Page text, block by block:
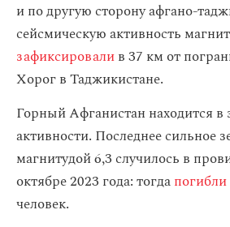
и по другую сторону афгано-
сейсмическую активность
зафиксировалив 37 км от
Хорог в Таджикистане.
Горный Афганистан находится в
активности. Последнее сильное
магнитудой 6,3 случилось в
октябре 2023 года: тогдапогибли
человек.